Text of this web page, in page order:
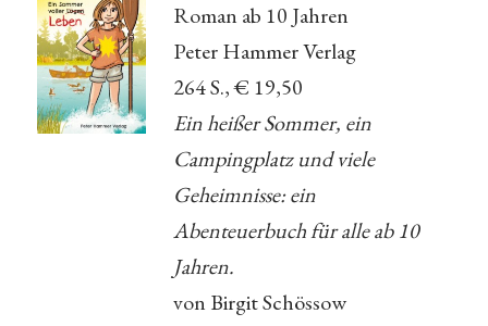
Roman ab 10 Jahren
Peter Hammer Verlag
264 S., € 19,50
Ein heißer Sommer, ein
Campingplatz und viele
Geheimnisse: ein
Abenteuerbuch für alle ab 10
Jahren.
von Birgit Schössow